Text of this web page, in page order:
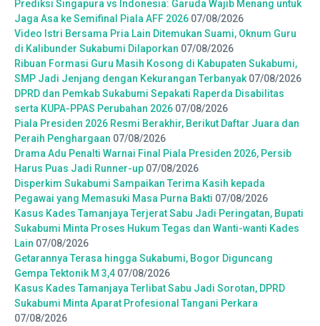
Prediksi Singapura vs Indonesia: Garuda Wajib Menang untuk
Jaga Asa ke Semifinal Piala AFF 2026 07/08/2026
Video Istri Bersama Pria Lain Ditemukan Suami, Oknum Guru
di Kalibunder Sukabumi Dilaporkan 07/08/2026
Ribuan Formasi Guru Masih Kosong di Kabupaten Sukabumi,
SMP Jadi Jenjang dengan Kekurangan Terbanyak 07/08/2026
DPRD dan Pemkab Sukabumi Sepakati Raperda Disabilitas
serta KUPA-PPAS Perubahan 2026 07/08/2026
Piala Presiden 2026 Resmi Berakhir, Berikut Daftar Juara dan
Peraih Penghargaan 07/08/2026
Drama Adu Penalti Warnai Final Piala Presiden 2026, Persib
Harus Puas Jadi Runner-up 07/08/2026
Disperkim Sukabumi Sampaikan Terima Kasih kepada
Pegawai yang Memasuki Masa Purna Bakti 07/08/2026
Kasus Kades Tamanjaya Terjerat Sabu Jadi Peringatan, Bupati
Sukabumi Minta Proses Hukum Tegas dan Wanti-wanti Kades
Lain 07/08/2026
Getarannya Terasa hingga Sukabumi, Bogor Diguncang
Gempa Tektonik M 3,4 07/08/2026
Kasus Kades Tamanjaya Terlibat Sabu Jadi Sorotan, DPRD
Sukabumi Minta Aparat Profesional Tangani Perkara
07/08/2026